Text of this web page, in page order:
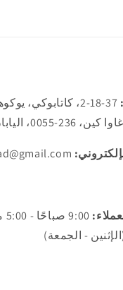
37-18-2، كاتابوكي،
236-0055، اليابان
- الجمعة)